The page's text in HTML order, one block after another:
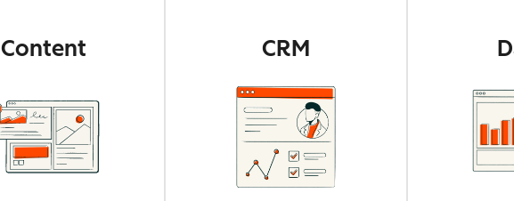
Content CRM